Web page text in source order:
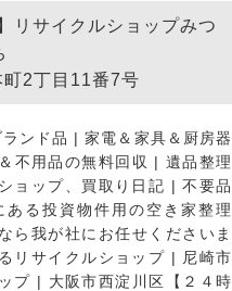
サイクルショップみつ
2丁目11番7号
ンド品 |家電＆家具＆厨房器
不用品の無料回収 | 遺品整理
ョップ、買取り日記 |不要品
ある投資物件用の空き家整理
ら我が社にお任せくださいま
リサイクルショップ | 尼崎市
プ | 大阪市西淀川区【２４時